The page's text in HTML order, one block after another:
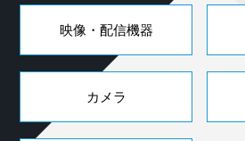
映像・配信機器
カメラ